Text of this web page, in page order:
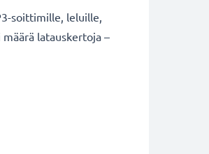
soittimille, leluille,
latauskertoja –